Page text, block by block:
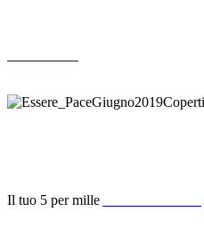
Il tuo 5 per mille